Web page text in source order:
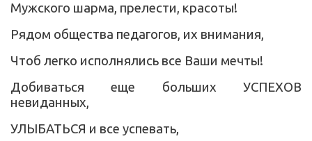
Мужского шарма, прелести, красоты!
Рядом общества педагогов, их внимания,
Чтоб легко исполнялись все Ваши мечты!
Добиваться еще больших УСПЕХОВ
невиданных,
УЛЫБАТЬСЯ и все успевать,